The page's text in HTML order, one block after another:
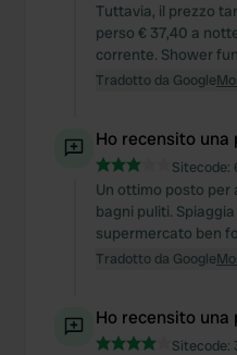
Tuttavia, il prezzo
perso € 37,40 a
corrente. Shower
Tradotto da Google
Ho recensito una
Sitecode:
Un ottimo posto per
bagni puliti.
supermercato ben
Tradotto da Google
Ho recensito una
Sitecode: